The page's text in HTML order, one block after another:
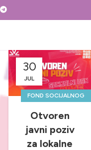
30
JUL
FOND SOCIJALNOG
,JAVNI POZIVI
LOKALNI TIMOVI
NOVOSTI &
Otvoren
javni poziv
za lokalne